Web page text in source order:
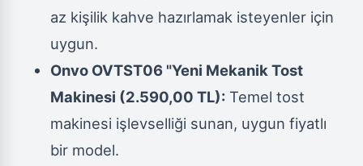
az kişilik kahve hazırlamak isteyenler için
uygun.
Onvo OVTST06 "Yeni Mekanik Tost
Makinesi (2.590,00 TL): Temel tost
makinesi işlevselliği sunan, uygun fiyatlı
bir model.